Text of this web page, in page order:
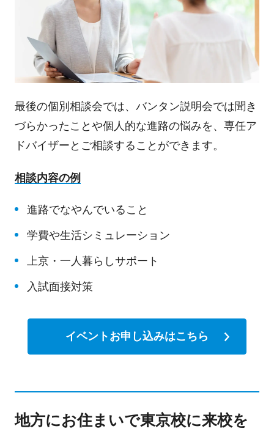
最後の個別相談会では、バンタン説明会では聞き
づらかったことや個人的な進路の悩みを、専任ア
ドバイザーとご相談することができます。
相談内容の例
進路でなやんでいること
学費や生活シミュレーション
上京・一人暮らしサポート
入試面接対策
イベントお申し込みはこちら
地方にお住まいで東京校に来校を